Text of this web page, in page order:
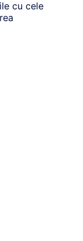
cu cele